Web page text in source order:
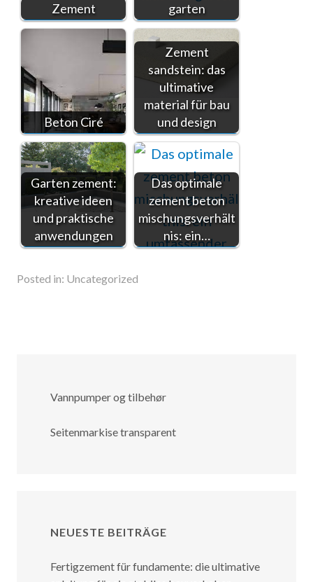
Zement
garten
Beton Ciré
Zement
sandstein: das
ultimative
material für bau
und design
Garten zement:
kreative ideen
und praktische
anwendungen
Das optimale
zement beton
mischungsverhält
nis: ein…
Posted in: Uncategorized
Vannpumper og tilbehør
Seitenmarkise transparent
NEUESTE BEITRÄGE
Fertigzement für fundamente: die ultimative